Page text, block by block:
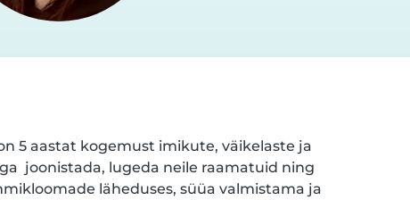
5 aastat kogemust imikute, väikelaste ja
joonistada, lugeda neile raamatuid ning
läheduses, süüa valmistama ja